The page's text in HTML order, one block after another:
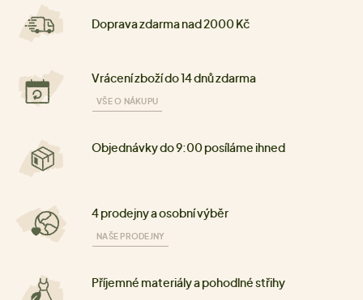
Doprava zdarma nad 2000 Kč
Vrácení zboží do 14 dnů zdarma
VŠE O NÁKUPU
Objednávky do 9:00 posíláme ihned
4 prodejny a osobní výběr
NAŠE PRODEJNY
Příjemné materiály a pohodlné střihy